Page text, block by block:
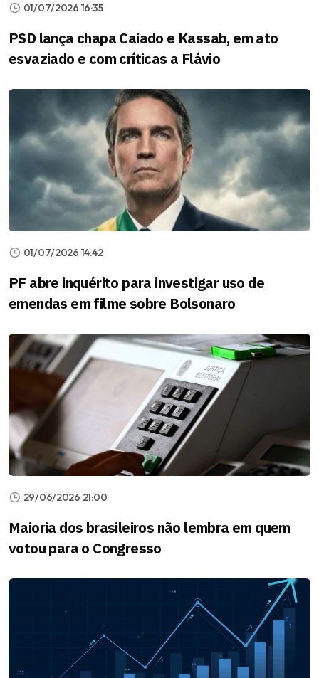
01/07/2026 16:35
PSD lança chapa Caiado e Kassab, em ato
esvaziado e com críticas a Flávio
01/07/2026 14:42
PF abre inquérito para investigar uso de
emendas em filme sobre Bolsonaro
29/06/2026 21:00
Maioria dos brasileiros não lembra em quem
votou para o Congresso